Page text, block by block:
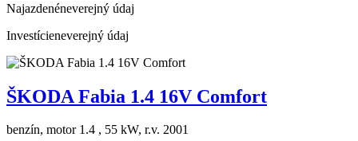
Najazdenéneverejný údaj
Investícieneverejný údaj
ŠKODA Fabia 1.4 16V Comfort
benzín, motor 1.4 , 55 kW, r.v. 2001